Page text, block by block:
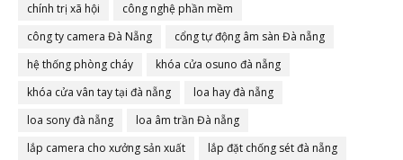
chính trị xã hội
công nghệ phần mềm
công ty camera Đà Nẵng
cổng tự động âm sàn Đà nẵng
hệ thống phòng cháy
khóa cửa osuno đà nẵng
khóa cửa vân tay tại đà nẵng
loa hay đà nẵng
loa sony đà nẵng
loa âm trần Đà nẵng
lắp camera cho xưởng sản xuất
lắp đặt chống sét đà nẵng